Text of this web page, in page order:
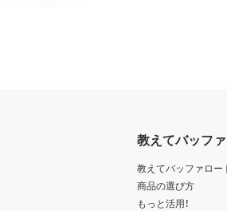
教えてバッフ
教えてバッファロー
商品の選び方
もっと活用！